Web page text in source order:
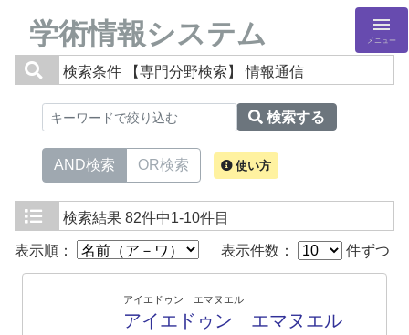
学術情報システム メニュー
検索条件 【専門分野検索】 情報通信
検索する
AND検索 OR検索 使い方
検索結果 82件中1-10件目
表示順： 表示件数： 件ずつ
アイエドゥン エマヌエル
アイエドゥン エマヌエル